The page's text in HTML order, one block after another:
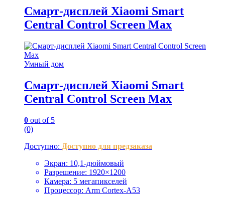
Cмарт-дисплей Xiaomi Smart
Central Control Screen Max
Умный дом
Cмарт-дисплей Xiaomi Smart
Central Control Screen Max
0 out of 5
(0)
Доступно: Доступно для предзаказа
Экран: 10,1-дюймовый
Разрешение: 1920×1200
Камера: 5 мегапикселей
Процессор: Arm Cortex-A53